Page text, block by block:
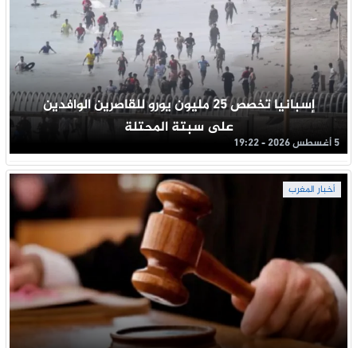
إسبانيا تخصص 25 مليون يورو للقاصرين الوافدين
على سبتة المحتلة
5 أغسطس 2026 - 19:22
أخبار المغرب